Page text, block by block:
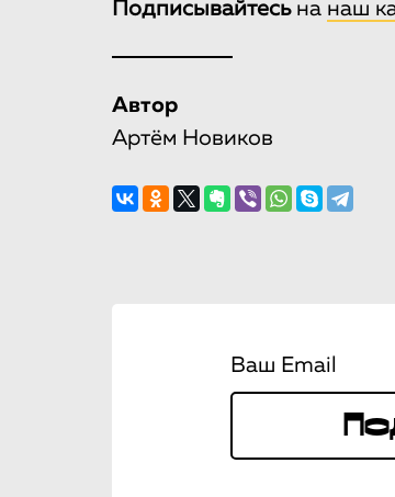
Подписывайтесьна наш
Автор
Артём Новиков
Ваш Email